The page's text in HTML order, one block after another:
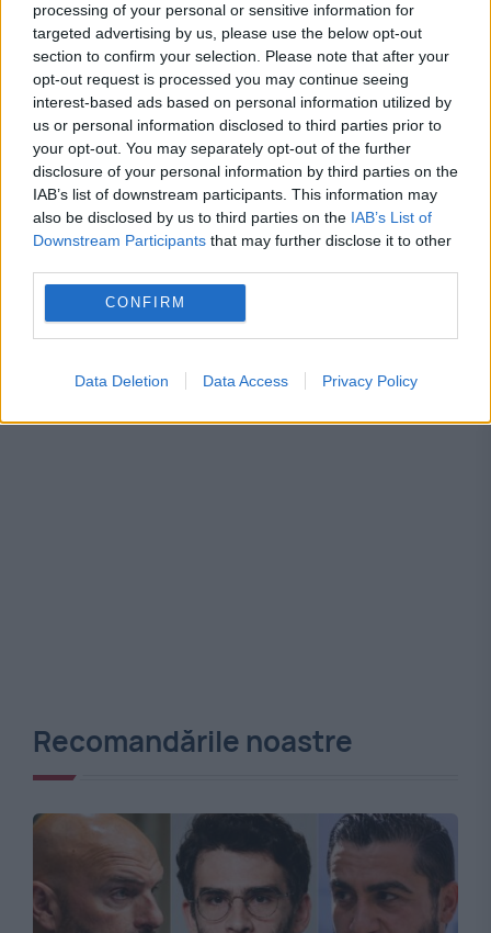
processing of your personal or sensitive information for
targeted advertising by us, please use the below opt-out
section to confirm your selection. Please note that after your
opt-out request is processed you may continue seeing
interest-based ads based on personal information utilized by
us or personal information disclosed to third parties prior to
your opt-out. You may separately opt-out of the further
disclosure of your personal information by third parties on the
IAB’s list of downstream participants. This information may
also be disclosed by us to third parties on the IAB’s List of
Downstream Participants that may further disclose it to other
CONFIRM
Data Deletion Data Access Privacy Policy
plătească mai mult.Ce spune legea
Concediu 2026. Dreptul pe care mulți
salariați nu îl cunosc. Când se pot pierde
zilele de concediu și când nu
ucraina
Recomandările noastre